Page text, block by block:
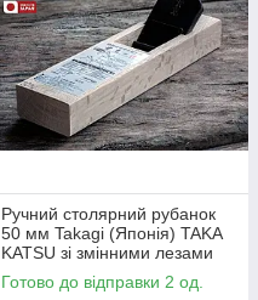
Ручний столярний рубанок
50 мм Takagi (Японія) TAKA
KATSU зі змінними лезами
Готово до відправки 2 од.